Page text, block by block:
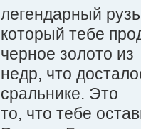
легендарный
который тебе
черное золото из
недр, что
сральнике. Это
то, что тебе